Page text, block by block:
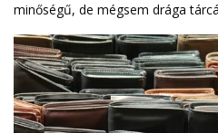
minőségű, de mégsem drága